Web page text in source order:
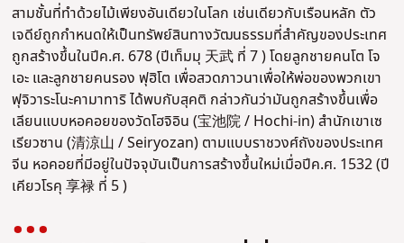
สามชั้นที่ทำด้วยไม้เพียงอันเดียวในโลก เช่นเดียวกับเรือนหลัก ตัว
เจดีย์ถูกกำหนดให้เป็นทรัพย์สินทางวัฒนธรรมที่สำคัญของประเทศ
ถูกสร้างขึ้นในปีค.ศ. 678 (ปีเท็มมุ 天武 ที่ 7 ) โดยลูกชายคนโต โจ
เอะ และลูกชายคนรอง ฟุฮิโต เพื่อสวดภาวนาเพื่อให้พ่อของพวกเขา
ฟุจิวาระโนะคามาทาริ ได้พบกับสุคติ กล่าวกันว่ามันถูกสร้างขึ้นเพื่อ
เลียนแบบหอคอยของวัดโฮจิอิน (宝池院 / Hochi-in) สำนักเขาเซ
เรียวซาน (清涼山 / Seiryozan) ตามแบบราชวงศ์ถังของประเทศ
จีน หอคอยที่มีอยู่ในปัจจุบันเป็นการสร้างขึ้นใหม่เมื่อปีค.ศ. 1532 (ปี
เคียวโรคุ 享禄 ที่ 5 )